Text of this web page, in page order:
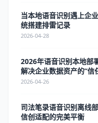
当本地语音识别遇上企
统搭建排雷记录
2026-04-28
2026年语音识别本地部
解决企业数据资产的“信
2026-04-26
司法笔录语音识别离线
信创适配的完美平衡